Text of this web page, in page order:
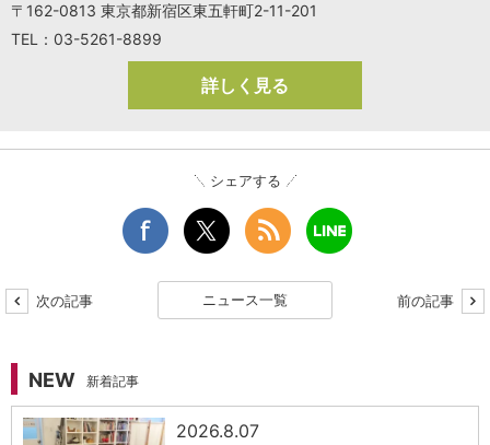
〒162-0813 東京都新宿区東五軒町2-11-201
TEL：03-5261-8899
詳しく見る
シェアする
次の記事 ニュース一覧 前の記事
NEW 新着記事
2026.8.07